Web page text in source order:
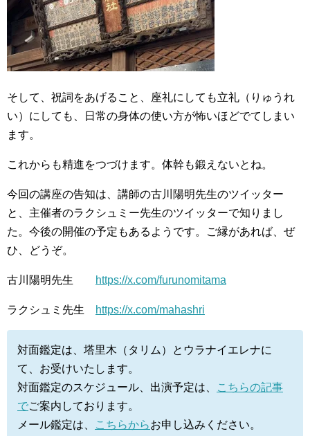
そして、祝詞をあげること、座礼にしても立礼（りゅうれ
い）にしても、日常の身体の使い方が怖いほどでてしまい
ます。
これからも精進をつづけます。体幹も鍛えないとね。
今回の講座の告知は、講師の古川陽明先生のツイッター
と、主催者のラクシュミー先生のツイッターで知りまし
た。今後の開催の予定もあるようです。ご縁があれば、ぜ
ひ、どうぞ。
古川陽明先生 https://x.com/furunomitama
ラクシュミ先生 https://x.com/mahashri
対面鑑定は、塔里木（タリム）とウラナイエレナに
て、お受けいたします。
対面鑑定のスケジュール、出演予定は、
こちらの記事
でご案内しております。
メール鑑定は、
こちらからお申し込みください。